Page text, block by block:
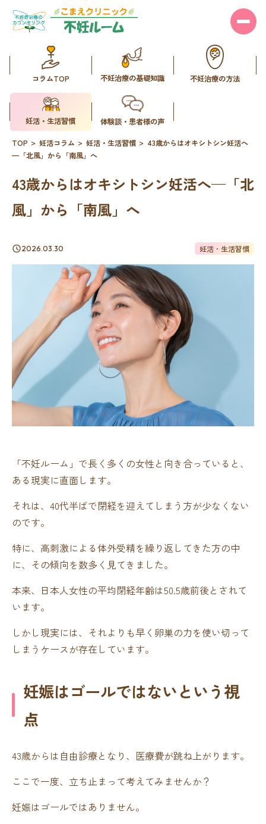
コラムTOP 不妊治療の基礎知識 不妊治療の方法
妊活・生活習慣 体験談・患者様の声
TOP 妊活コラム 妊活・生活習慣
43歳からはオキシトシン妊活へ
—「北風」から「南風」へ
43歳からはオキシトシン妊活へ—「北
風」から「南風」へ
2026.03.30 妊活・生活習慣
「不妊ルーム」で長く多くの女性と向き合っていると、
ある現実に直面します。
それは、40代半ばで閉経を迎えてしまう方が少なくない
のです。
特に、高刺激による体外受精を繰り返してきた方の中
に、その傾向を数多く見てきました。
本来、日本人女性の平均閉経年齢は50.5歳前後とされて
います。
しかし現実には、それよりも早く卵巣の力を使い切って
しまうケースが存在しています。
妊娠はゴールではないという視
点
43歳からは自由診療となり、医療費が跳ね上がります。
ここで一度、立ち止まって考えてみませんか？
妊娠はゴールではありません。